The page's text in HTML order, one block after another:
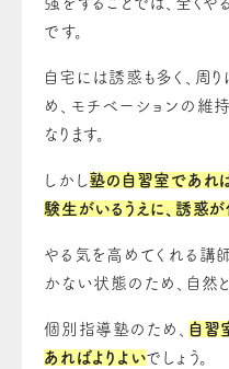
です。
自宅には誘惑も多く、周
め、モチベーションの維
なります。
しかし 塾の自習室であれ
験生がいるうえに、誘惑が
やる気を高めてくれる講
かない状態のため、自然と
個別指導塾のため、 自習
あればよりよいでしょう。